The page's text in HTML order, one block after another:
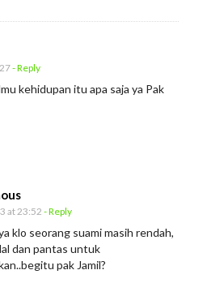
- Reply
kehidupan itu apa saja ya Pak
at 23:52 - Reply
klo seorang suami masih rendah,
dan pantas untuk
pak Jamil?